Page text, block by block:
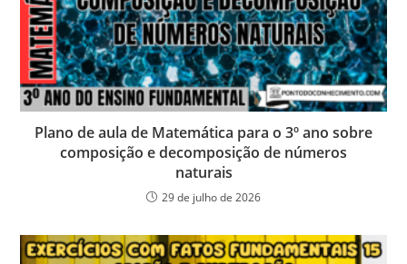
Plano de aula de Matemática para o 3º ano sobre
composição e decomposição de números
naturais
29 de julho de 2026